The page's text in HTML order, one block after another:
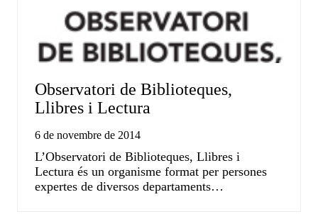
Observatori de Biblioteques,
Llibres i Lectura
6 de novembre de 2014
L’Observatori de Biblioteques, Llibres i
Lectura és un organisme format per persones
expertes de diversos departaments…